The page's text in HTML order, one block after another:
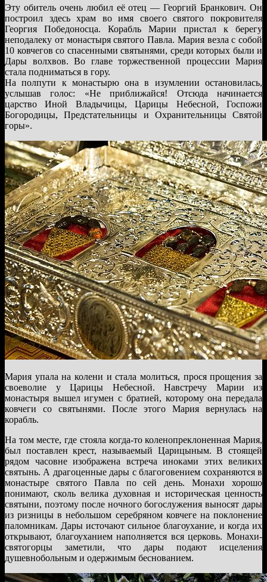
Эту обитель очень любил её отец — Георгий Бранкович. Он
построил здесь храм во имя своего святого покровителя
Георгия Победоносца. Корабль Марии пристал к берегу
неподалеку от монастыря святого Павла. Мария везла с собой
10 ковчегов со спасенными святынями, среди которых были и
Дары волхвов. Во главе торжественной процессии Мария
стала подниматься в гору.
На полпути к монастырю она в изумлении остановилась,
услышав голос: «Не приближайся! Отсюда начинается
царство Иной Владычицы, Царицы Небесной, Госпожи
Богородицы, Предстательницы и Охранительницы Святой
горы».
Мария упала на колени и стала молиться, прося прощения за
своеволие у Царицы Небесной. Навстречу Марии из
монастыря вышел игумен с братией, которому она передала
ковчеги со святынями. После этого Мария вернулась на
корабль.
На том месте, где стояла когда-то коленопреклоненная Мария,
был поставлен крест, называемый Царицыным. В стоящей
рядом часовне изображена встреча иноками этих великих
святынь. А драгоценные дары с благоговением сохраняются в
монастыре святого Павла по сей день. Монахи хорошо
понимают, сколь велика духовная и историческая ценность
святыни, поэтому после ночного богослужения выносят дары
из ризницы в небольшом серебряном ковчеге на поклонение
паломникам. Дары источают сильное благоухание, и когда их
открывают, благоуханием наполняется вся церковь. Монахи-
святогорцы заметили, что дары подают исцеления
душевнобольным и одержимым беснованием.